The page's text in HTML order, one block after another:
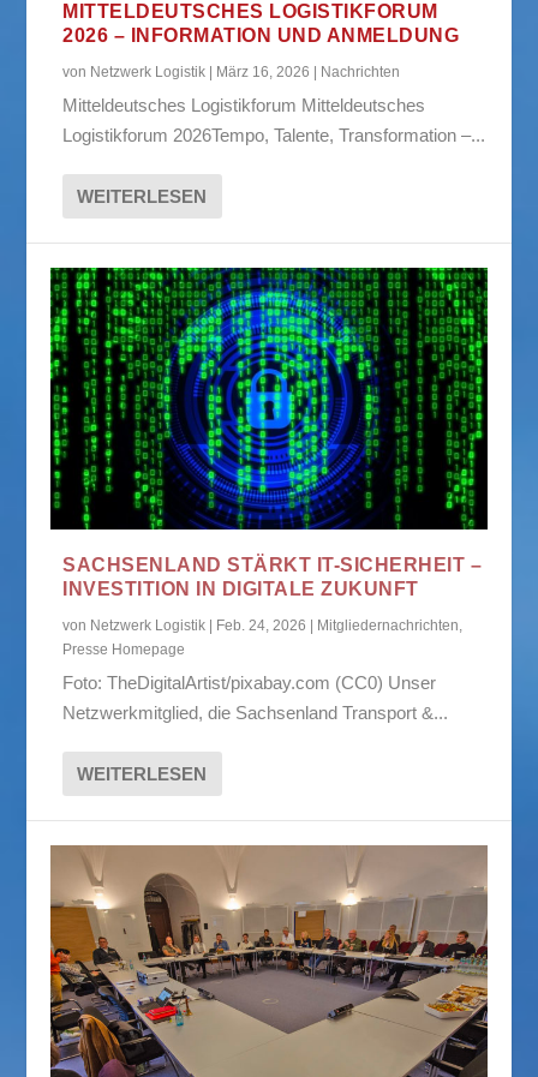
MITTELDEUTSCHES LOGISTIKFORUM
2026 – INFORMATION UND ANMELDUNG
von Netzwerk Logistik März 16, 2026 Nachrichten
Mitteldeutsches Logistikforum Mitteldeutsches
Logistikforum 2026Tempo, Talente, Transformation –...
WEITERLESEN
SACHSENLAND STÄRKT IT-SICHERHEIT –
INVESTITION IN DIGITALE ZUKUNFT
von Netzwerk Logistik Feb. 24, 2026 Mitgliedernachrichten,
Presse Homepage
Foto: TheDigitalArtist/pixabay.com (CC0) Unser
Netzwerkmitglied, die Sachsenland Transport &...
WEITERLESEN